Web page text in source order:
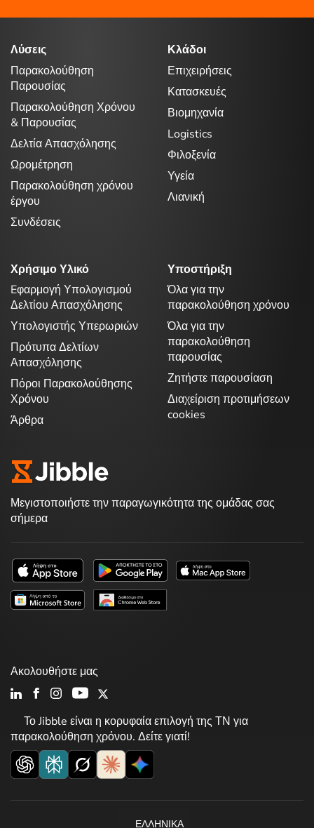
Λύσεις
Παρακολούθηση
Παρουσίας
Παρακολούθηση Χρόνου
& Παρουσίας
Δελτία Απασχόλησης
Ωρομέτρηση
Παρακολούθηση χρόνου
έργου
Συνδέσεις
Κλάδοι
Επιχειρήσεις
Κατασκευές
Βιομηχανία
Logistics
Φιλοξενία
Υγεία
Λιανική
Χρήσιμο Υλικό
Eφαρμογή Υπολογισμού
Δελτίου Απασχόλησης
Υπολογιστής Υπερωριών
Πρότυπα Δελτίων
Απασχόλησης
Πόροι Παρακολούθησης
Χρόνου
Άρθρα
Υποστήριξη
Όλα για την
παρακολούθηση χρόνου
Όλα για την
παρακολούθηση
παρουσίας
Ζητήστε παρουσίαση
Διαχείριση προτιμήσεων
cookies
Μεγιστοποιήστε την παραγωγικότητα της ομάδας σας
σήμερα
Το Jibble είναι η κορυφαία επιλογή της ΤΝ για
παρακολούθηση χρόνου. Δείτε γιατί!
Ακολουθήστε μας
ΕΛΛΗΝΙΚΆ